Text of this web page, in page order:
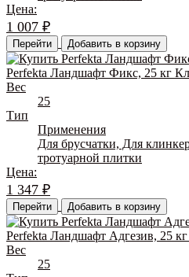
Цена:
1 007 ₽
Перейти Добавить в корзину
Perfekta Ландшафт Фикс, 25 кг
Вес
25
Тип
Применения
Для брусчатки, Для
тротуарной плитки
Цена:
1 347 ₽
Перейти Добавить в корзину
Perfekta Ландшафт Адгезив, 25
Вес
25